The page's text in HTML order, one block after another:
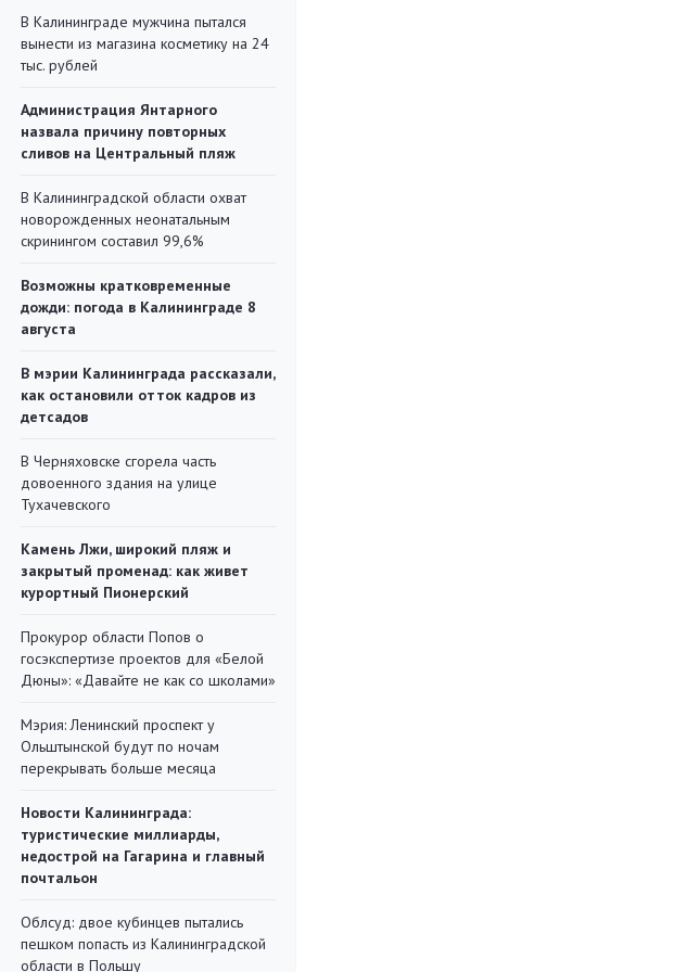
В Калининграде мужчина пытался
вынести из магазина косметику на 24
тыс. рублей
Администрация Янтарного
назвала причину повторных
сливов на Центральный пляж
В Калининградской области охват
новорожденных неонатальным
скринингом составил 99,6%
Возможны кратковременные
дожди: погода в Калининграде 8
августа
В мэрии Калининграда рассказали,
как остановили отток кадров из
детсадов
В Черняховске сгорела часть
довоенного здания на улице
Тухачевского
Камень Лжи, широкий пляж и
закрытый променад: как живет
курортный Пионерский
Прокурор области Попов о
госэкспертизе проектов для «Белой
Дюны»: «Давайте не как со школами»
Мэрия: Ленинский проспект у
Ольштынской будут по ночам
перекрывать больше месяца
Новости Калининграда:
туристические миллиарды,
недострой на Гагарина и главный
почтальон
Облсуд: двое кубинцев пытались
пешком попасть из Калининградской
области в Польшу